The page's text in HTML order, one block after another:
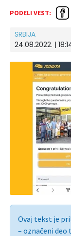
PODELI VEST:
SRBIJA
24.08.2022. |
Ovaj tekst je
– označeni